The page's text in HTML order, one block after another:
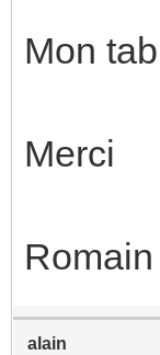
Mon
Merci
Romain
alain